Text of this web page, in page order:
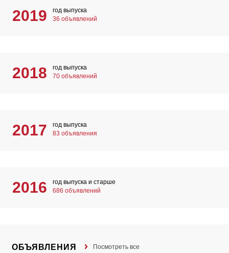
2019
год выпуска
36 объявлений
2018
год выпуска
70 объявлений
2017
год выпуска
83 объявления
2016
год выпуска и старше
686 объявлений
ОБЪЯВЛЕНИЯ Посмотреть все